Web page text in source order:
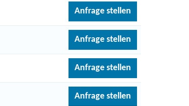
Anfrage stellen
Anfrage stellen
Anfrage stellen
Anfrage stellen